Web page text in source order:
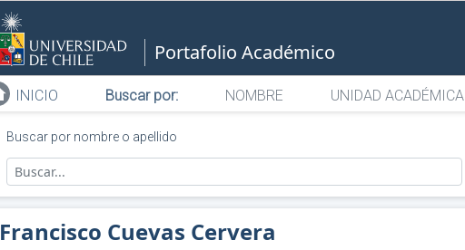
Portafolio Académico
INICIO Buscar por: NOMBRE UNIDAD ACADÉMICA
Buscar por nombre o apellido
Francisco Cuevas Cervera